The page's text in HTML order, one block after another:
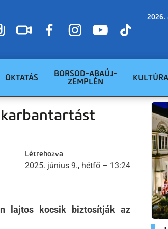
2026.
OKTATÁS
BORSOD-ABAÚJ-
ZEMPLÉN
KULTÚRA
Létrehozva
2025. június 9., hétfő – 13:24
lajtos kocsik biztosítják az